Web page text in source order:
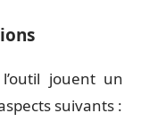
jouent un
suivants :